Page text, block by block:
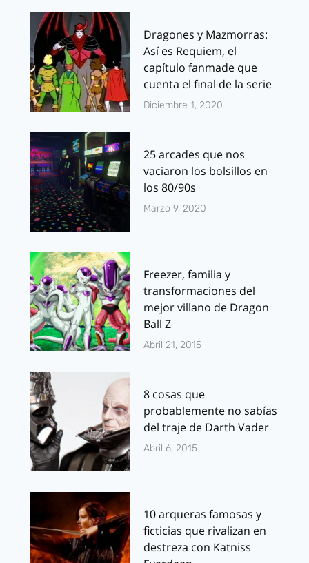
Dragones y Mazmorras:
Así es Requiem, el
capítulo fanmade que
cuenta el final de la serie
Diciembre 1, 2020
25 arcades que nos
vaciaron los bolsillos en
los 80/90s
Marzo 9, 2020
Freezer, familia y
transformaciones del
mejor villano de Dragon
Ball Z
Abril 21, 2015
8 cosas que
probablemente no sabías
del traje de Darth Vader
Abril 6, 2015
10 arqueras famosas y
ficticias que rivalizan en
destreza con Katniss